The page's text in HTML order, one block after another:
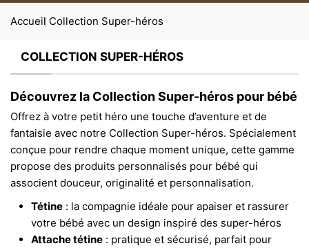
Accueil Collection Super-héros
COLLECTION SUPER-HÉROS
Découvrez la Collection Super-héros pour bébé
Offrez à votre petit héro une touche d’aventure et de
fantaisie avec notre Collection Super-héros. Spécialement
conçue pour rendre chaque moment unique, cette gamme
propose des produits personnalisés pour bébé qui
associent douceur, originalité et personnalisation.
Tétine : la compagnie idéale pour apaiser et rassurer
votre bébé avec un design inspiré des super-héros
Attache tétine : pratique et sécurisé, parfait pour